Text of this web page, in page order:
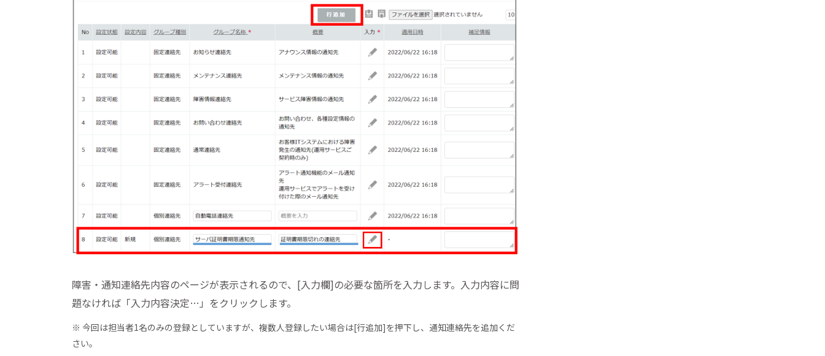
障害・通知連絡先内容のページが表示されるので、[入力欄]の必要な箇所を入力します。入力内容に問
題なければ「入力内容決定…」をクリックします。
※ 今回は担当者1名のみの登録としていますが、複数人登録したい場合は[行追加]を押下し、通知連絡先を追加くだ
さい。